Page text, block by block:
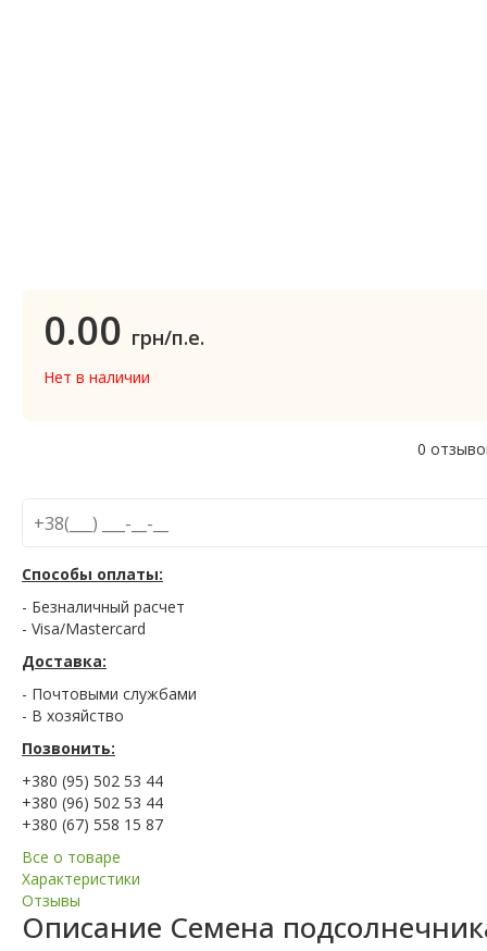
0.00 грн/п.е.
Нет в наличии
0
Способы оплаты:
- Безналичный расчет
- Visa/Mastercard
Доставка:
- Почтовыми службами
- В хозяйство
Позвонить:
+380 (95) 502 53 44
+380 (96) 502 53 44
+380 (67) 558 15 87
Все о товаре
Характеристики
Отзывы
Описание Семена